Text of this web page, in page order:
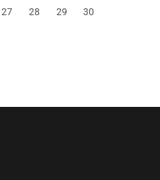
27 28 29 30